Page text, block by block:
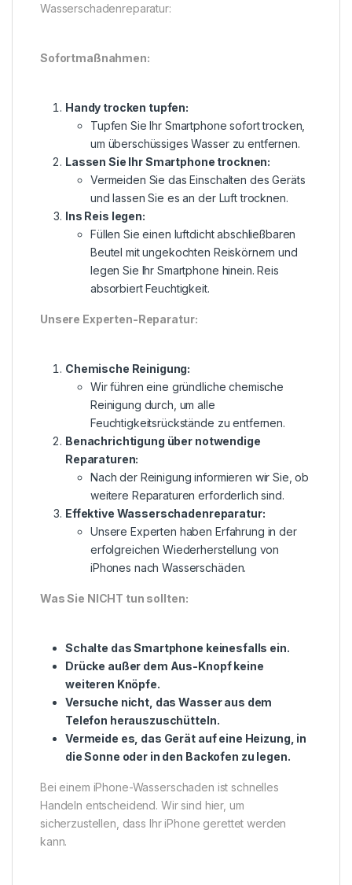
Wasserschadenreparatur:
Sofortmaßnahmen:
Handy trocken tupfen:
Tupfen Sie Ihr Smartphone sofort trocken,
um überschüssiges Wasser zu entfernen.
Lassen Sie Ihr Smartphone trocknen:
Vermeiden Sie das Einschalten des Geräts
und lassen Sie es an der Luft trocknen.
Ins Reis legen:
Füllen Sie einen luftdicht abschließbaren
Beutel mit ungekochten Reiskörnern und
legen Sie Ihr Smartphone hinein. Reis
absorbiert Feuchtigkeit.
Unsere Experten-Reparatur:
Chemische Reinigung:
Wir führen eine gründliche chemische
Reinigung durch, um alle
Feuchtigkeitsrückstände zu entfernen.
Benachrichtigung über notwendige
Reparaturen:
Nach der Reinigung informieren wir Sie, ob
weitere Reparaturen erforderlich sind.
Effektive Wasserschadenreparatur:
Unsere Experten haben Erfahrung in der
erfolgreichen Wiederherstellung von
iPhones nach Wasserschäden.
Was Sie NICHT tun sollten:
Schalte das Smartphone keinesfalls ein.
Drücke außer dem Aus-Knopf keine
weiteren Knöpfe.
Versuche nicht, das Wasser aus dem
Telefon herauszuschütteln.
Vermeide es, das Gerät auf eine Heizung, in
die Sonne oder in den Backofen zu legen.
Bei einem iPhone-Wasserschaden ist schnelles
Handeln entscheidend. Wir sind hier, um
sicherzustellen, dass Ihr iPhone gerettet werden
kann.